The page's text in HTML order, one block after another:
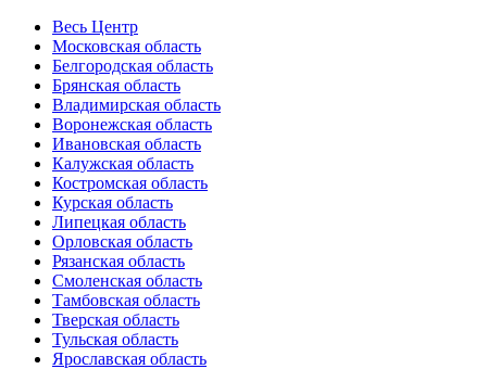
Весь Центр
Московская область
Белгородская область
Брянская область
Владимирская область
Воронежская область
Ивановская область
Калужская область
Костромская область
Курская область
Липецкая область
Орловская область
Рязанская область
Смоленская область
Тамбовская область
Тверская область
Тульская область
Ярославская область